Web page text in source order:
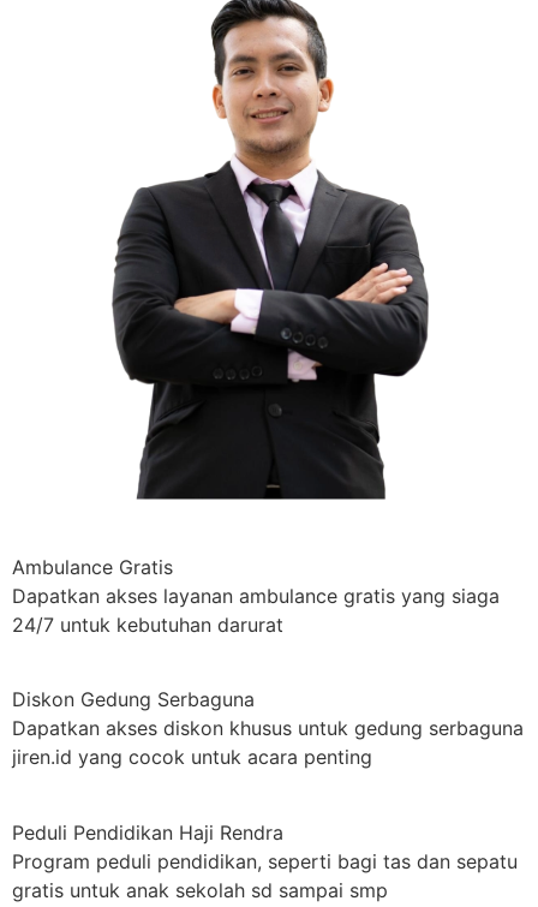
Ambulance Gratis
Dapatkan akses layanan ambulance gratis yang siaga
24/7 untuk kebutuhan darurat
Diskon Gedung Serbaguna
Dapatkan akses diskon khusus untuk gedung serbaguna
jiren.id yang cocok untuk acara penting
Peduli Pendidikan Haji Rendra
Program peduli pendidikan, seperti bagi tas dan sepatu
gratis untuk anak sekolah sd sampai smp